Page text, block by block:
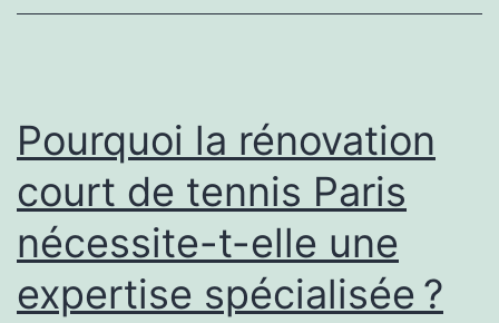
poreux
à
Paris
peut-
elle
améliorer
Pourquoi la rénovation
court de tennis Paris
nécessite-t-elle une
expertise spécialisée ?